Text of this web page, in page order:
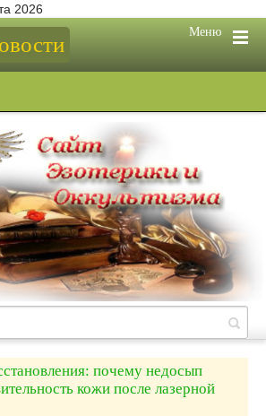
2026
Меню
почему недосып
кожи после лазерной